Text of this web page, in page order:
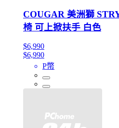
COUGAR 美洲獅
椅 可上掀扶手 白色
$6,990
$6,990
P幣